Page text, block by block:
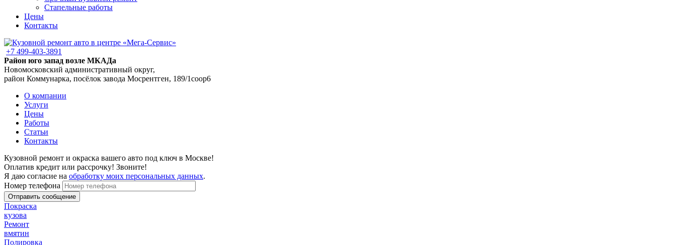
Стапельные работы
Цены
Контакты
+7 499-403-3891
Район юго запад возле МКАДа
Новомосковский административный округ,
район Коммунарка, посёлок завода Мосрентген, 189/1соор6
О компании
Услуги
Цены
Работы
Статьи
Контакты
Кузовной ремонт и окраска вашего авто под ключ в Москве!
Оплатив кредит или рассрочку! Звоните!
Я даю согласие на обработку моих персональных данных.
Номер телефона
Покраска
кузова
Ремонт
вмятин
Полировка